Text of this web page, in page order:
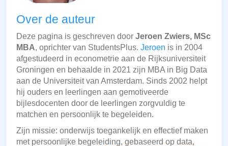
Over de auteur
Deze pagina is geschreven door Jeroen Zwiers, MSc
MBA, oprichter van StudentsPlus. Jeroen is in 2004
afgestudeerd in econometrie aan de Rijksuniversiteit
Groningen en behaalde in 2021 zijn MBA in Big Data
aan de Universiteit van Amsterdam. Sinds 2002 helpt
hij ouders en leerlingen aan gemotiveerde
bijlesdocenten door de leerlingen zorgvuldig te
matchen en persoonlijk te begeleiden.
Zijn missie: onderwijs toegankelijk en effectief maken
met persoonlijke begeleiding, gebaseerd op data,